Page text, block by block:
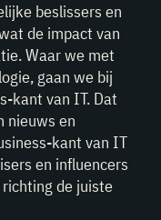
beslissers en
de impact van
Waar we met
gaan we bij
kant van IT. Dat
nieuws en
kant van IT
en influencers
de juiste